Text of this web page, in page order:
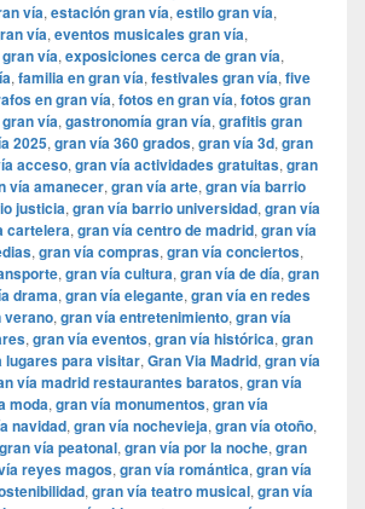
vía, estación gran vía, estilo gran vía,
vía, eventos musicales gran vía,
vía, exposiciones cerca de gran vía,
, familia en gran vía, festivales gran vía, five
en gran vía, fotos en gran vía, fotos gran
vía, gastronomía gran vía, grafitis gran
2025, gran vía 360 grados, gran vía 3d, gran
acceso, gran vía actividades gratuitas, gran
vía amanecer, gran vía arte, gran vía barrio
justicia, gran vía barrio universidad, gran vía
cartelera, gran vía centro de madrid, gran vía
, gran vía compras, gran vía conciertos,
, gran vía cultura, gran vía de día, gran
drama, gran vía elegante, gran vía en redes
verano, gran vía entretenimiento, gran vía
, gran vía eventos, gran vía histórica, gran
lugares para visitar, ​​Gran Via Madrid, gran vía
vía madrid restaurantes baratos, gran vía
moda, gran vía monumentos, gran vía
navidad, gran vía nochevieja, gran vía otoño,
gran vía peatonal, gran vía por la noche, gran
reyes magos, gran vía romántica, gran vía
, gran vía teatro musical, gran vía